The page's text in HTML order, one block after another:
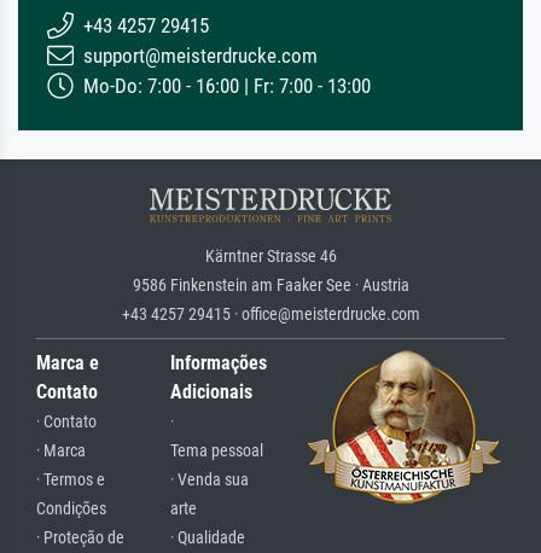
+43 4257 29415
support@meisterdrucke.com
Mo-Do: 7:00 - 16:00 | Fr: 7:00 - 13:00
Kärntner Strasse 46
9586 Finkenstein am Faaker See · Austria
+43 4257 29415 · office@meisterdrucke.com
Marca e
Contato
· Contato
· Marca
· Termos e
Condições
· Proteção de
Informações
Adicionais
·
Tema pessoal
· Venda sua
arte
· Qualidade